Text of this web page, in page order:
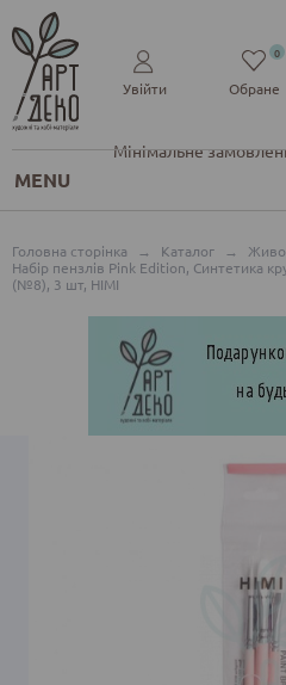
Мінімальне
Увійти Обране
0
MENU
Головна сторінка → Каталог →
Набір пензлів Pink Edition, Синтетика
(№8), 3 шт, HIMI